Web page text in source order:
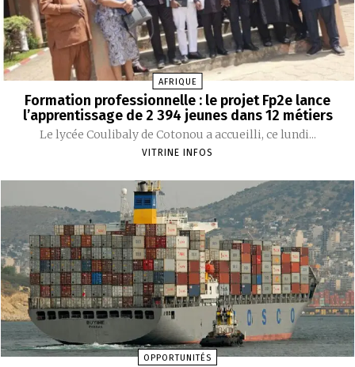
AFRIQUE
Formation professionnelle : le projet Fp2e lance
l’apprentissage de 2 394 jeunes dans 12 métiers
‎Le lycée Coulibaly de Cotonou a accueilli, ce lundi...
VITRINE INFOS
OPPORTUNITÉS